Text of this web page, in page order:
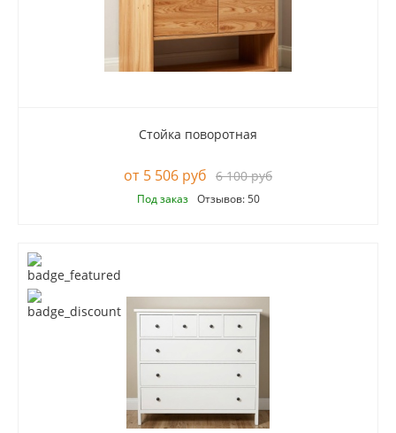
Стойка поворотная
5 506 руб 6 100 руб
Под заказ Отзывов: 50